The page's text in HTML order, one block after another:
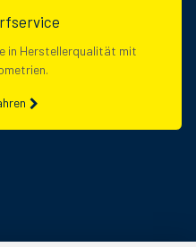
in Herstellerqualität mit